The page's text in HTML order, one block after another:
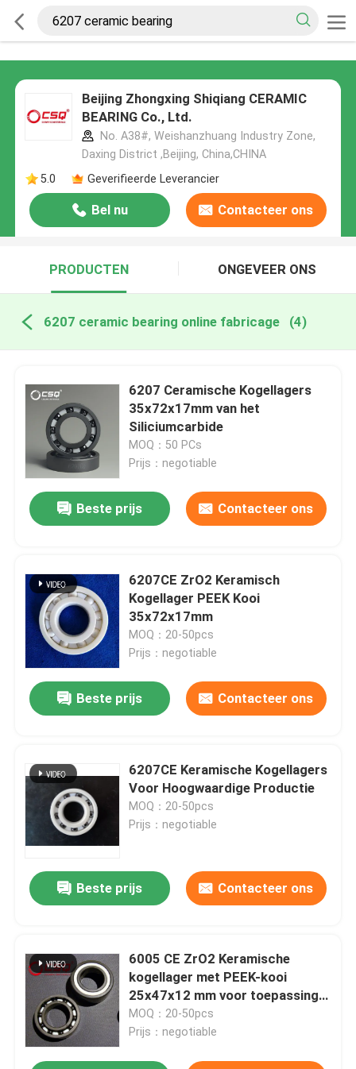
Beijing Zhongxing Shiqiang CERAMIC
BEARING Co., Ltd.
No. A38#, Weishanzhuang Industry Zone,
Daxing District ,Beijing, China,CHINA
5.0
Geverifieerde Leverancier
Bel nu Contacteer ons
PRODUCTEN ONGEVEER ONS
6207 ceramic bearing online fabricage (4)
6207 Ceramische Kogellagers
35x72x17mm van het
Siliciumcarbide
MOQ：50 PCs
Prijs：negotiable
Beste prijs Contacteer ons
6207CE ZrO2 Keramisch
Kogellager PEEK Kooi
35x72x17mm
MOQ：20-50pcs
Prijs：negotiable
Beste prijs Contacteer ons
6207CE Keramische Kogellagers
Voor Hoogwaardige Productie
MOQ：20-50pcs
Prijs：negotiable
Beste prijs Contacteer ons
6005 CE ZrO2 Keramische
kogellager met PEEK-kooi
25x47x12 mm voor toepassing
bij hoge temperaturen
MOQ：20-50pcs
Prijs：negotiable